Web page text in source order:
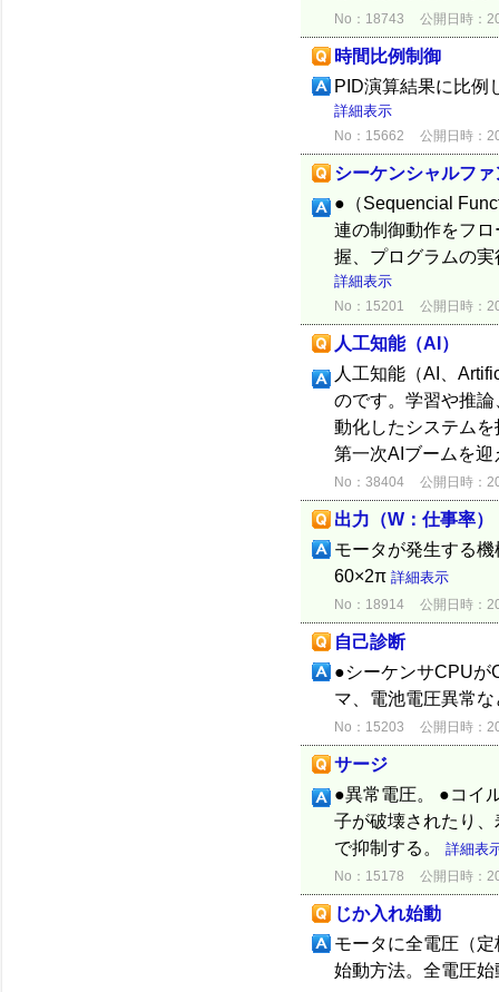
No：18743 公開日時：
時間比例制御
PID演算結果に比例
詳細表示
No：15662 公開日時：
シーケンシャルフ
●（Sequencial
連の制御動作をフ
握、プログラムの
詳細表示
No：15201 公開日時：
人工知能（AI）
人工知能（AI、
のです。学習や推
動化したシステム
第一次AIブームを
No：38404 公開日時：
出力（W：仕事率）
モータが発生する
60×2π 詳細表示
No：18914 公開日時：
自己診断
●シーケンサCPUが
マ、電池電圧異常
No：15203 公開日時：
サージ
●異常電圧。 ●コイ
子が破壊されたり
で抑制する。 詳細表
No：15178 公開日時：
じか入れ始動
モータに全電圧（
始動方法。全電圧